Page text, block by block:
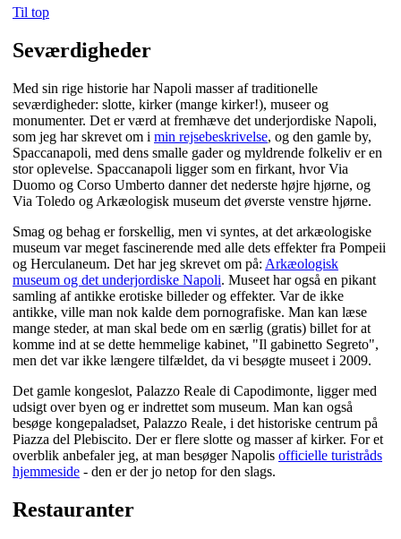
Til top
Seværdigheder
Med sin rige historie har Napoli masser af traditionelle
seværdigheder: slotte, kirker (mange kirker!), museer og
monumenter. Det er værd at fremhæve det underjordiske Napoli,
som jeg har skrevet om i min rejsebeskrivelse, og den gamle by,
Spaccanapoli, med dens smalle gader og myldrende folkeliv er en
stor oplevelse. Spaccanapoli ligger som en firkant, hvor Via
Duomo og Corso Umberto danner det nederste højre hjørne, og
Via Toledo og Arkæologisk museum det øverste venstre hjørne.
Smag og behag er forskellig, men vi syntes, at det arkæologiske
museum var meget fascinerende med alle dets effekter fra Pompeii
og Herculaneum. Det har jeg skrevet om på: Arkæologisk
museum og det underjordiske Napoli. Museet har også en pikant
samling af antikke erotiske billeder og effekter. Var de ikke
antikke, ville man nok kalde dem pornografiske. Man kan læse
mange steder, at man skal bede om en særlig (gratis) billet for at
komme ind at se dette hemmelige kabinet, "Il gabinetto Segreto",
men det var ikke længere tilfældet, da vi besøgte museet i 2009.
Det gamle kongeslot, Palazzo Reale di Capodimonte, ligger med
udsigt over byen og er indrettet som museum. Man kan også
besøge kongepaladset, Palazzo Reale, i det historiske centrum på
Piazza del Plebiscito. Der er flere slotte og masser af kirker. For et
overblik anbefaler jeg, at man besøger Napolis officielle turistråds
hjemmeside - den er der jo netop for den slags.
Restauranter